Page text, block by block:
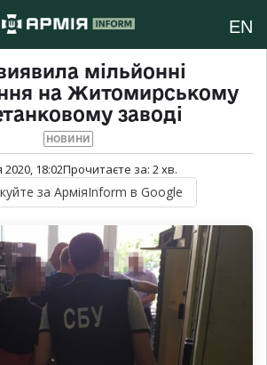
EN
мільйонні
на Житомирському
заводі
НОВИНИ
18:02Прочитаєте за: 2хв.
за АрміяInform в Google